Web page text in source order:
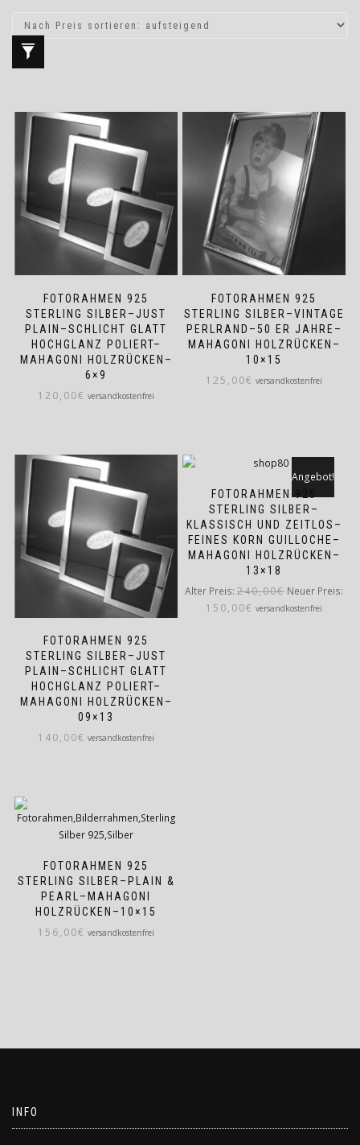
FOTORAHMEN 925
STERLING SILBER–JUST
PLAIN–SCHLICHT GLATT
HOCHGLANZ POLIERT–
MAHAGONI HOLZRÜCKEN–
6×9
120,00€ versandkostenfrei
FOTORAHMEN 925
STERLING SILBER–VINTAGE
PERLRAND–50 ER JAHRE–
MAHAGONI HOLZRÜCKEN–
10×15
125,00€ versandkostenfrei
FOTORAHMEN 925
STERLING SILBER–JUST
PLAIN–SCHLICHT GLATT
HOCHGLANZ POLIERT–
MAHAGONI HOLZRÜCKEN–
09×13
140,00€ versandkostenfrei
FOTORAHMEN 925
STERLING SILBER–
KLASSISCH UND ZEITLOS–
FEINES KORN GUILLOCHE–
MAHAGONI HOLZRÜCKEN–
13×18
Angebot!
Alter Preis: 240,00€ Ursprünglicher
Preis
Neuer Preis:
150,00€ Aktueller
versandkostenfrei
FOTORAHMEN 925
STERLING SILBER–PLAIN &
PEARL–MAHAGONI
HOLZRÜCKEN–10×15
156,00€ versandkostenfrei
INFO